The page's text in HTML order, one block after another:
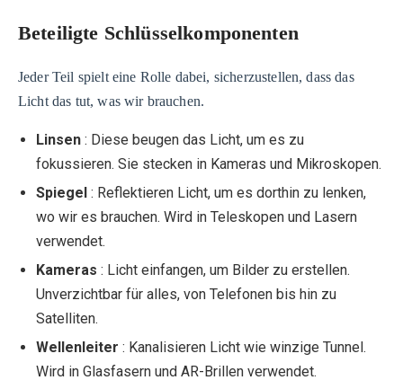
Beteiligte Schlüsselkomponenten
Jeder Teil spielt eine Rolle dabei, sicherzustellen, dass das
Licht das tut, was wir brauchen.
Linsen : Diese beugen das Licht, um es zu
fokussieren. Sie stecken in Kameras und Mikroskopen.
Spiegel : Reflektieren Licht, um es dorthin zu lenken,
wo wir es brauchen. Wird in Teleskopen und Lasern
verwendet.
Kameras : Licht einfangen, um Bilder zu erstellen.
Unverzichtbar für alles, von Telefonen bis hin zu
Satelliten.
Wellenleiter : Kanalisieren Licht wie winzige Tunnel.
Wird in Glasfasern und AR-Brillen verwendet.